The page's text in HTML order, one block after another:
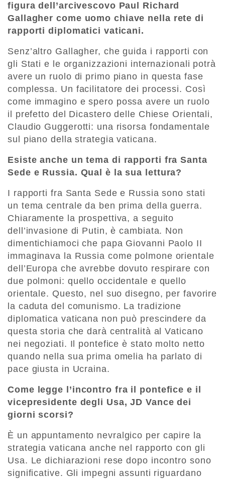
figura dell’arcivescovo Paul Richard
Gallagher come uomo chiave nella rete di
rapporti diplomatici vaticani.
Senz’altro Gallagher, che guida i rapporti con
gli Stati e le organizzazioni internazionali potrà
avere un ruolo di primo piano in questa fase
complessa. Un facilitatore dei processi. Così
come immagino e spero possa avere un ruolo
il prefetto del Dicastero delle Chiese Orientali,
Claudio Guggerotti: una risorsa fondamentale
sul piano della strategia vaticana.
Esiste anche un tema di rapporti fra Santa
Sede e Russia. Qual è la sua lettura?
I rapporti fra Santa Sede e Russia sono stati
un tema centrale da ben prima della guerra.
Chiaramente la prospettiva, a seguito
dell’invasione di Putin, è cambiata. Non
dimentichiamoci che papa Giovanni Paolo II
immaginava la Russia come polmone orientale
dell’Europa che avrebbe dovuto respirare con
due polmoni: quello occidentale e quello
orientale. Questo, nel suo disegno, per favorire
la caduta del comunismo. La tradizione
diplomatica vaticana non può prescindere da
questa storia che darà centralità al Vaticano
nei negoziati. Il pontefice è stato molto netto
quando nella sua prima omelia ha parlato di
pace giusta in Ucraina.
Come legge l’incontro fra il pontefice e il
vicepresidente degli Usa, JD Vance dei
giorni scorsi?
È un appuntamento nevralgico per capire la
strategia vaticana anche nel rapporto con gli
Usa. Le dichiarazioni rese dopo incontro sono
significative. Gli impegni assunti riguardano